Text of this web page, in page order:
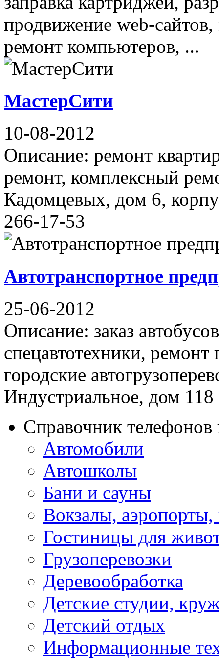
продвижение web-
ремонт компьютеров, ...
МастерСити
10-08-2012
Описание: ремонт
ремонт, комплексный
Кадомцевых, дом 6,
266-17-53
Автотранспортное
25-06-2012
Описание: заказ
спецавтотехники,
городские
Индустриальное, дом 118
Справочник
Автомобили
Автошколы
Бани и сауны
Вокзалы,
Гостиницы для
Грузоперевозки
Деревообработка
Детские студии,
Детский отдых
Информационные